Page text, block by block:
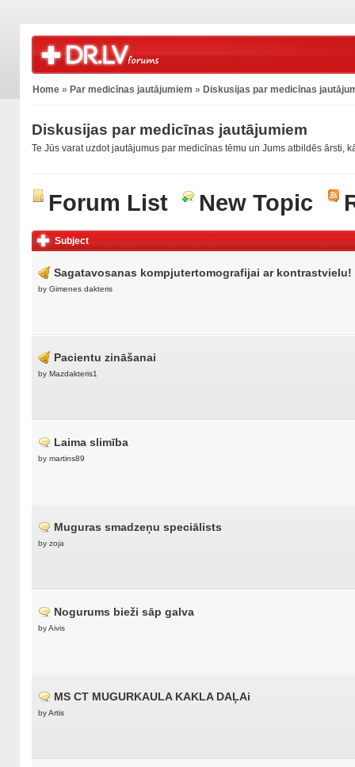
Home » Par medicīnas jautājumiem » Diskusijas par medicīnas
Diskusijas par medicīnas jautājumiem
Te Jūs varat uzdot jautājumus par medicīnas tēmu un Jums atbildēs ārsti,
Forum List New Topic
Subject
Sagatavosanas kompjutertomografijai ar kontrastvielu!
by Gimenes dakteris
Pacientu zināšanai
by Mazdakteris1
Laima slimība
by martins89
Muguras smadzeņu speciālists
by zoja
Nogurums bieži sāp galva
by Aivis
MS CT MUGURKAULA KAKLA DAĻAi
byArtis